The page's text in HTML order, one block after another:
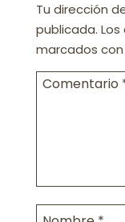
Tu dirección
publicada.
marcados con